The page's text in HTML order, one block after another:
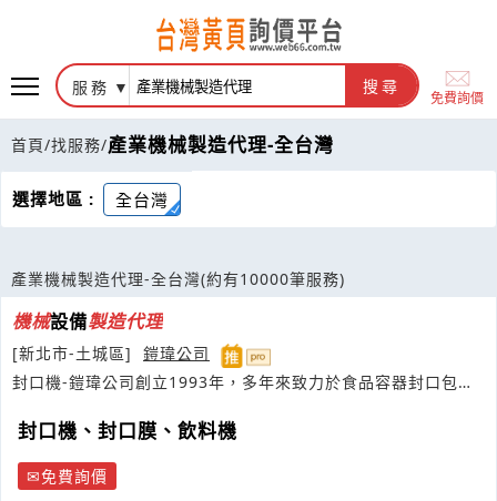
服務 搜尋
免費詢價
首頁/找服務/產業機械製造代理-全台灣
選擇地區 : 全台灣
產業機械製造代理-全台灣(約有10000筆服務)
機械設備製造代理
[新北市-土城區]
鎧瑋公司
封口機-鎧瑋公司創立1993年，多年來致力於食品容器封口包裝
封口機、封口膜、飲料機
免費詢價